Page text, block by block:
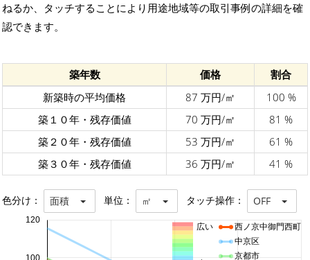
ねるか、タッチすることにより用途地域等の取引事例の詳細を確
認できます。
築年数 価格
割合
新築時の平均価格
87 万円/㎡
100 %
築１０年・残存価値
70 万円/㎡
81 %
築２０年・残存価値
53 万円/㎡
61 %
築３０年・残存価値
36 万円/㎡ 41 %
色分け： 面積 単位： ㎡ タッチ操作： OFF
100
120
西ノ京中御門西町
中京区
京都市
広い